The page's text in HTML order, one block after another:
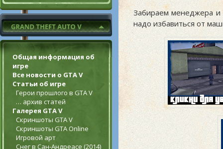
Общая информация об
игре
Все новости о GTA V
Статьи об игре
Герои прошлого в GTA V
… архив статей
Галерея GTA V
Скриншоты GTA V
Скриншоты GTA Online
Игровой арт
Снег в Сан-Андреасе (2014)
Забираем менеджера и
надо избавиться от